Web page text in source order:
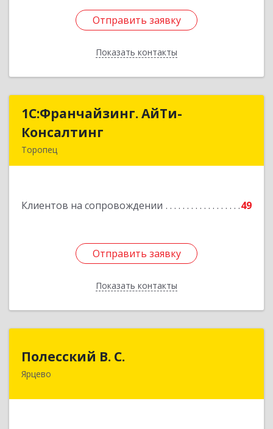
Отправить заявку
Показать контакты
Отправить заявку
Назад
1С:Франчайзинг. АйТи-
Консалтинг
Торопец
Клиентов на сопровождении 49
Отправить заявку
Показать контакты
1С:Франчайзинг. АйТи-
Подробнее
Отправить заявку
Назад
Полесский В. С.
Ярцево